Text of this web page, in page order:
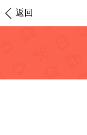
返回